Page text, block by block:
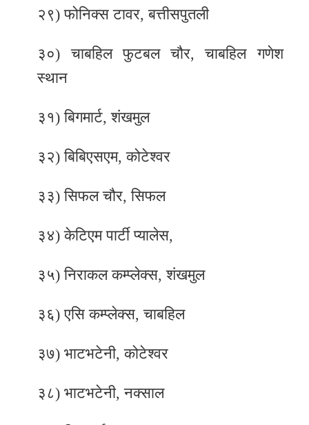
२९) फोनिक्स टावर, बत्तीसपुतली
३०) चाबहिल फुटबल चौर, चाबहिल गणेश
स्थान
३१) बिगमार्ट, शंखमुल
३२) बिबिएसएम, कोटेश्वर
३३) सिफल चौर, सिफल
३४) केटिएम पार्टी प्यालेस,
३५) निराकल कम्प्लेक्स, शंखमुल
३६) एसि कम्प्लेक्स, चाबहिल
३७) भाटभटेनी, कोटेश्वर
३८) भाटभटेनी, नक्साल